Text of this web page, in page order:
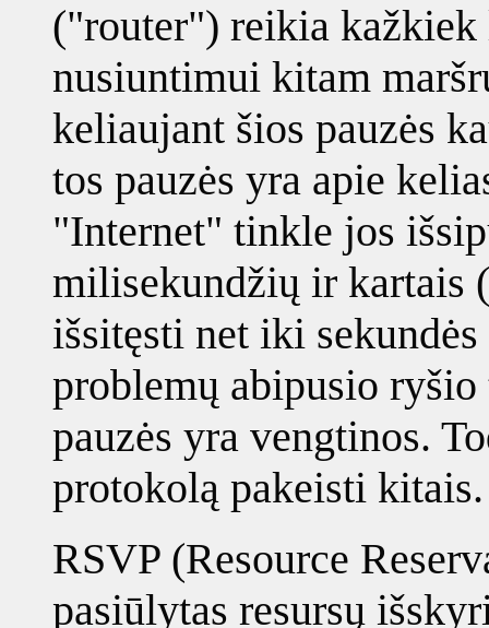
("router") reikia
nusiuntimui kitam
keliaujant šios pauzės
tos pauzės yra apie
"Internet" tinkle jos
milisekundžių ir kartais
išsitęsti net iki
problemų abipusio
pauzės yra vengtinos.
protokolą pakeisti kitais.
RSVP (Resource
pasiūlytas resursų